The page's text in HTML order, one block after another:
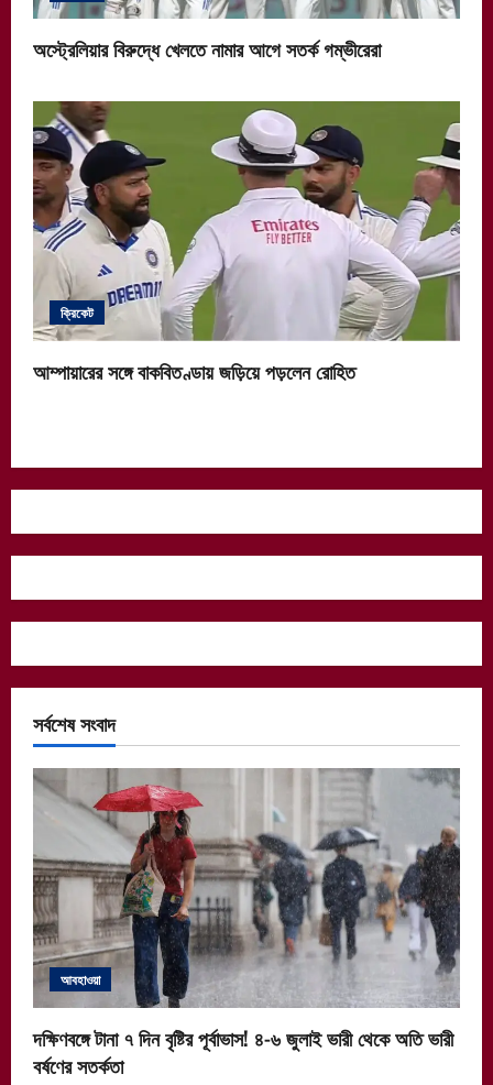
অস্ট্রেলিয়ার বিরুদ্ধে খেলতে নামার আগে সতর্ক গম্ভীরেরা
ক্রিকেট
আম্পায়ারের সঙ্গে বাকবিতণ্ডায় জড়িয়ে পড়লেন রোহিত
সর্বশেষ সংবাদ
আবহাওয়া
দক্ষিণবঙ্গে টানা ৭ দিন বৃষ্টির পূর্বাভাস! ৪-৬ জুলাই ভারী থেকে অতি ভারী
বর্ষণের সতর্কতা